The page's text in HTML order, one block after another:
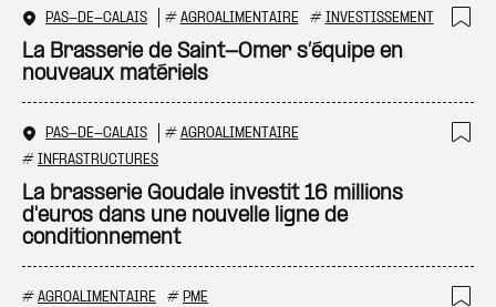
PAS-DE-CALAIS # AGROALIMENTAIRE # INVESTISSEMENT
La Brasserie de Saint-Omer s’équipe en
nouveaux matériels
PAS-DE-CALAIS # AGROALIMENTAIRE
# INFRASTRUCTURES
La brasserie Goudale investit 16 millions
d'euros dans une nouvelle ligne de
conditionnement
# AGROALIMENTAIRE # PME